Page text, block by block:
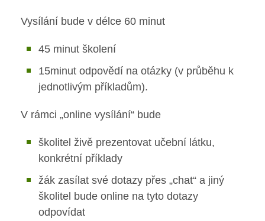
Aktuálně
Aktuality
Projekty
Ceník poskytovaných služeb
Rozvrhy SŠ
Ze života SŠ
Dokumenty SŠ
Základní škola
Hlavní stránka
Základní škola speciální
Vysílání bude v délce 60 minut
45 minut školení
15minut odpovědí na otázky (v průběhu k
jednotlivým příkladům).
V rámci „online vysílání“ bude
školitel živě prezentovat učební látku,
konkrétní příklady
žák zasílat své dotazy přes „chat“ a jiný
školitel bude online na tyto dotazy
odpovídat